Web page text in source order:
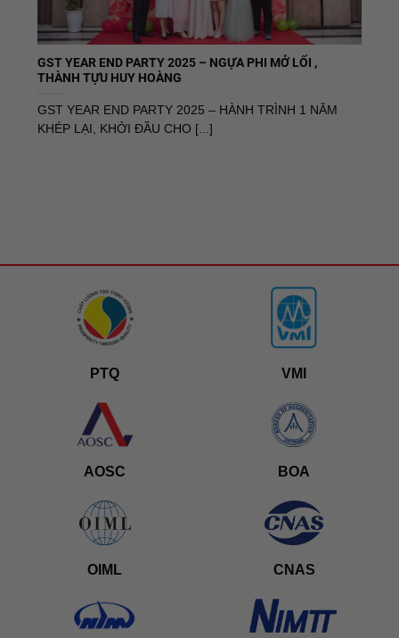
GST YEAR END PARTY 2025 – NGỰA PHI MỞ LỐI ,
THÀNH TỰU HUY HOÀNG
GST YEAR END PARTY 2025 – HÀNH TRÌNH 1 NĂM
KHÉP LẠI, KHỞI ĐẦU CHO [...]
PTQ VMI
AOSC BOA
OIML CNAS